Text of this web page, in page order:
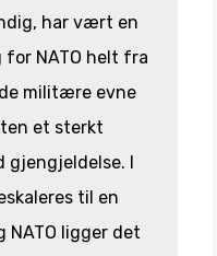
har vært en
NATO helt fra
militære evne
et sterkt
I
til en
NATO ligger det